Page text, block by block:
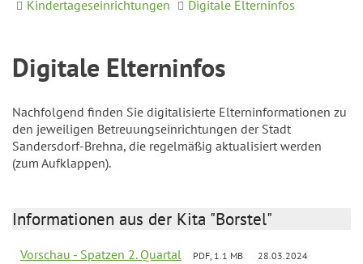
Kindertageseinrichtungen
Digitale Elterninfos
Digitale Elterninfos
Nachfolgend finden Sie digitalisierte Elterninformationen zu
den jeweiligen Betreuungseinrichtungen der Stadt
Sandersdorf-Brehna, die regelmäßig aktualisiert werden
(zum Aufklappen).
Informationen aus der Kita "Borstel"
Vorschau - Spatzen 2. Quartal PDF, 1.1 MB 28.03.2024